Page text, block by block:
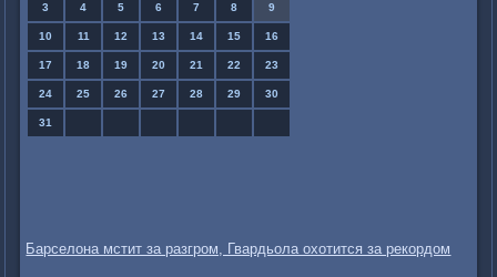
3 4 5 6 7 8 9
10 11 12 13 14 15 16
17 18 19 20 21 22 23
24 25 26 27 28 29 30
31
Барселона мстит за разгром, Гвардьола охотится за рекордом